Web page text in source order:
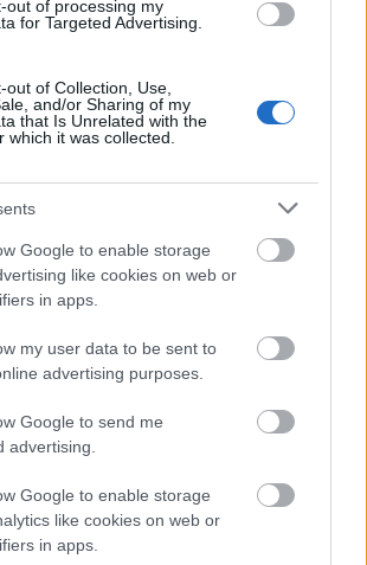
out of processing my
for Targeted Advertising.
out of Collection, Use,
and/or Sharing of my
that Is Unrelated with the
which it was collected.
Google to enable storage
like cookies on web or
in apps.
my user data to be sent to
advertising purposes.
Google to send me
advertising.
Google to enable storage
like cookies on web or
in apps.
Αγγλικών σε
στα χέρια σας
η πιο Εύκολη
Υπολογιστών σε 2
όλες τις σημαντικές